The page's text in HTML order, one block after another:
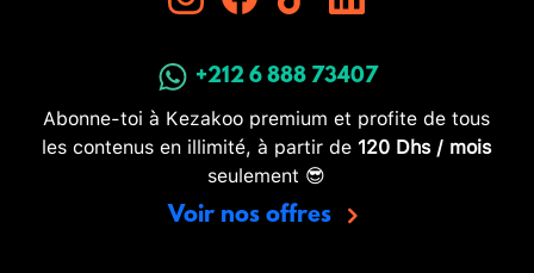
+212 6 888 73407
Abonne-toi à Kezakoo premium et profite de tous
les contenus en illimité, à partir de 120 Dhs / mois
seulement 😎
Voir nos offres